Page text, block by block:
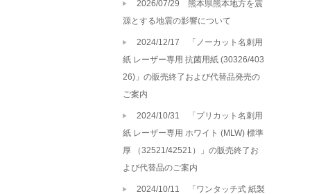
2026/07/29 熊本県熊本地方を震
源とする地震の影響について
2024/12/17 「ノーカット名刺用
紙 レーザー専用 抗菌用紙 (30326/403
26)」の販売終了および代替品発売の
ご案内
2024/10/31 「プリカット名刺用
紙 レーザー専用 ホワイト (MLW) 標準
厚 （32521/42521）」の販売終了お
よび代替品のご案内
2024/10/11 「ワンタッチ式 紙製